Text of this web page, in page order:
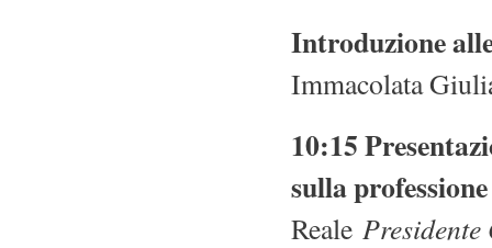
Introduzione
Immacolata
10:15
sulla
Reale